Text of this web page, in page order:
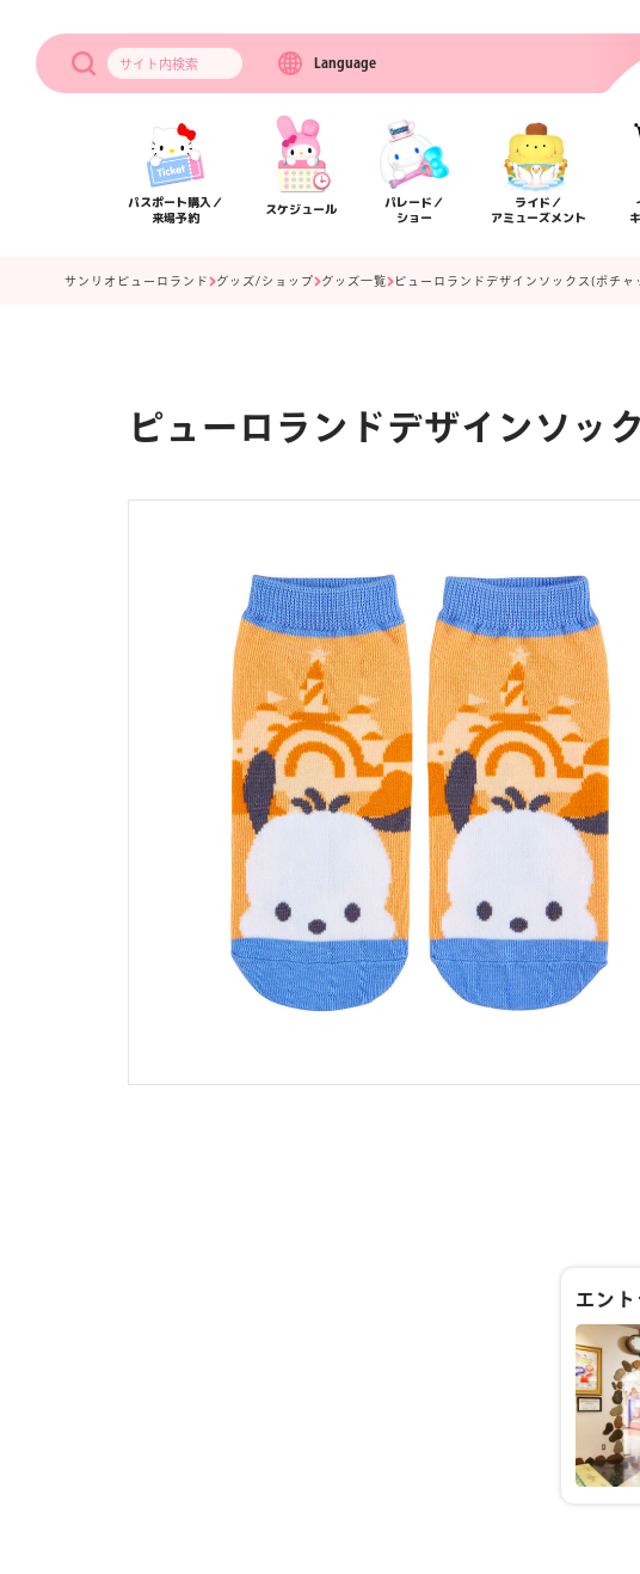
サイト内検索 Language
パスポート購入／
来場予約
スケジュール
パレード／
ショー
ライド／
アミューズメント
サンリオピューロランド グッズ/ショップ グッズ一覧 ピューロランドデザインソックス(ポチャ
ピューロランドデザインソッ
エン